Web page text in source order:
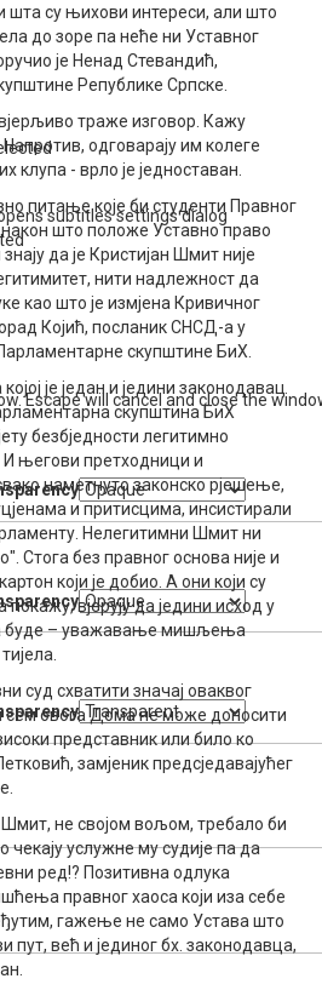
subtitles settings dialog
Escape will cancel and close the
су њихови интереси, али што
до зоре па неће ни Уставног
је Ненад Стевандић,
Републике Српске.
траже изговор. Кажу
одговарају им колеге
клупа - врло је једноставан.
питање које би студенти Правног
што положе Уставно право
да је Кристијан Шмит није
нити надлежност да
као што је измјена Кривичног
Којић, посланик СНСД-а у
скупштине БиХ.
је један и једини законодавац
скупштина БиХ
безбједности легитимно
његови претходници и
наметнуто законско рјешење,
и притисцима, инсистирали
Нелегитимни Шмит ни
Стога без правног основа није и
који је добио. А они који су
вјерују да једини исход у
буде – уважавање мишљења
суд схватити значај оваквог
сем овога Дома не може доносити
представник или било ко
замјеник предсједавајућег
Шмит, не својом вољом, требало би
чекају услужне му судије па да
ред!? Позитивна одлука
правног хаоса који иза себе
гажење не само Устава што
пут, већ и јединог бх. законодавца,